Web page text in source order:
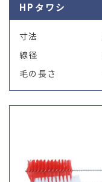
HPタワシ
寸法
線径
毛の長さ